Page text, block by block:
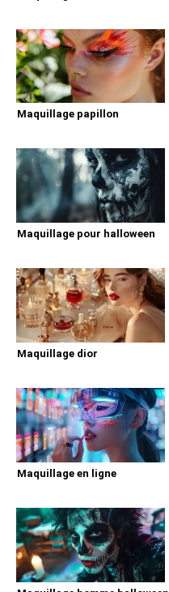
Maquillage papillon
Maquillage pour halloween
Maquillage dior
Maquillage en ligne